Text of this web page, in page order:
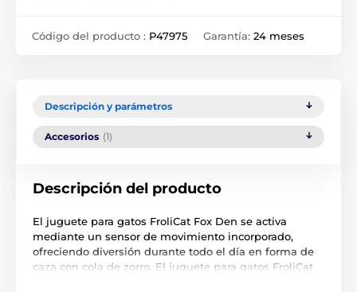
Código del producto : P47975 Garantía: 24 meses
Descripción y parámetros
Accesorios (1)
Descripción del producto
El juguete para gatos FroliCat Fox Den se activa
mediante un sensor de movimiento incorporado,
ofreciendo diversión durante todo el día en forma de
caza con cola de zorro. El juguete para gatos FroliCat